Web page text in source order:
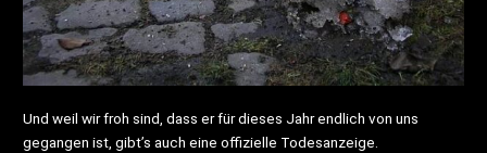
Und weil wir froh sind, dass er für dieses Jahr endlich von uns
gegangen ist, gibt’s auch eine offizielle Todesanzeige.